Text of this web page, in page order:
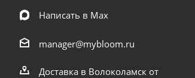
Написать в Мах
manager@mybloom.ru
Доставка в Волоколамск от